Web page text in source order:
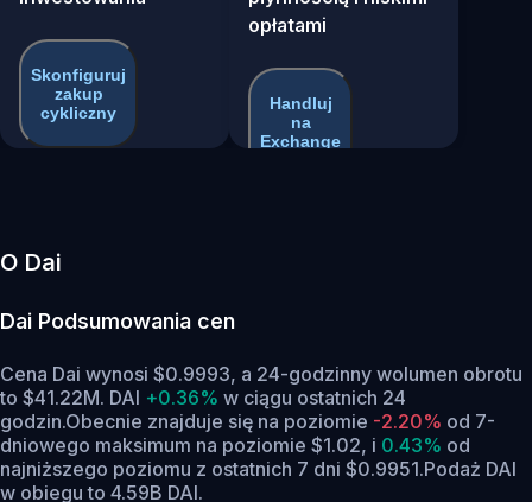
Skonfiguruj
zakup
cykliczny
opłatami
Handluj
na
Exchange
O Dai
Dai Podsumowania cen
Cena Dai wynosi $0.9993, a 24-godzinny wolumen obrotu
to $41.22M. DAI +0.36% w ciągu ostatnich 24
godzin.Obecnie znajduje się na poziomie -2.20% od 7-
dniowego maksimum na poziomie $1.02, i 0.43% od
najniższego poziomu z ostatnich 7 dni $0.9951.Podaż DAI
w obiegu to 4.59B DAI.